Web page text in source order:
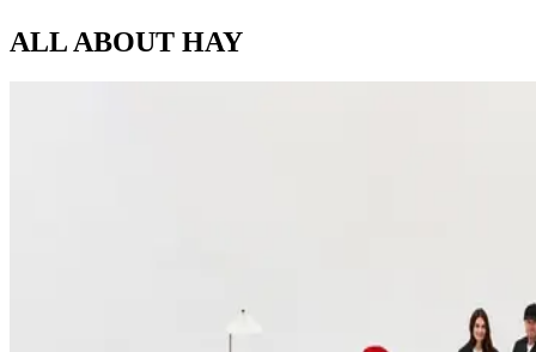
ALL ABOUT HAY